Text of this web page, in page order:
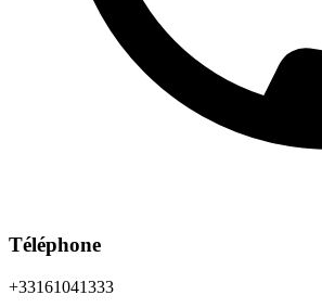
Téléphone
+33161041333